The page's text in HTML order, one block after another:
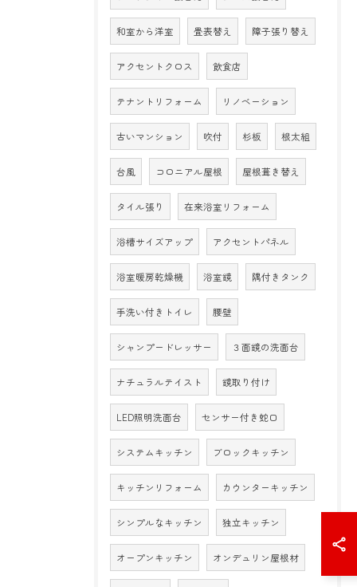
和室から洋室 畳表替え 障子張り替え
アクセントクロス 飲食店
テナントリフォーム リノベーション
古いマンション 吹付 杉板 根太組
台風 コロニアル屋根 屋根葺き替え
タイル張り 在来浴室リフォーム
浴槽サイズアップ アクセントパネル
浴室暖房乾燥機 浴室鏡 隅付きタンク
手洗い付きトイレ 腰壁
シャンプードレッサー ３面鏡の洗面台
ナチュラルテイスト 鏡取り付け
LED照明洗面台 センサー付き蛇口
システムキッチン ブロックキッチン
キッチンリフォーム カウンターキッチン
シンプルなキッチン 独立キッチン
オープンキッチン オンデュリン屋根材